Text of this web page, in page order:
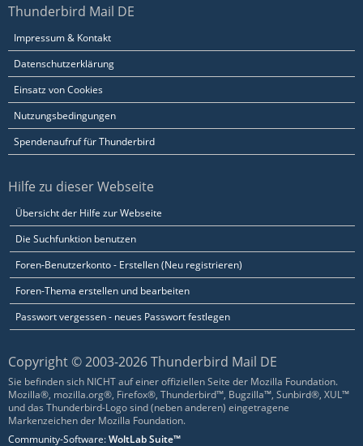
Thunderbird Mail DE
Impressum & Kontakt
Datenschutzerklärung
Einsatz von Cookies
Nutzungsbedingungen
Spendenaufruf für Thunderbird
Hilfe zu dieser Webseite
Übersicht der Hilfe zur Webseite
Die Suchfunktion benutzen
Foren-Benutzerkonto - Erstellen (Neu registrieren)
Foren-Thema erstellen und bearbeiten
Passwort vergessen - neues Passwort festlegen
Copyright © 2003-2026 Thunderbird Mail DE
Sie befinden sich NICHT auf einer offiziellen Seite der Mozilla Foundation.
Mozilla®, mozilla.org®, Firefox®, Thunderbird™, Bugzilla™, Sunbird®, XUL™
und das Thunderbird-Logo sind (neben anderen) eingetragene
Markenzeichen der Mozilla Foundation.
Community-Software:WoltLab Suite™